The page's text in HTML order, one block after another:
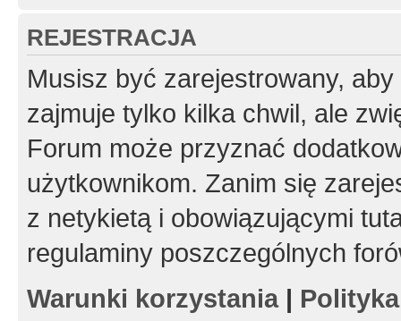
REJESTRACJA
Musisz być zarejestrowany,
zajmuje tylko kilka chwil, ale
Forum może przyznać
użytkownikom. Zanim się
z netykietą i obowiązującymi
regulaminy poszczególnych
Warunki korzystania|